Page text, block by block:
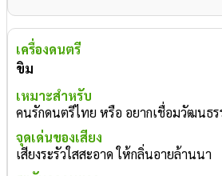
ขิม
คนรักดนตรีไทย หรือ อยากเชื่อมวัฒนธ
เสียงระรัวใสสะอาด ให้กลิ่นอายล้านนา